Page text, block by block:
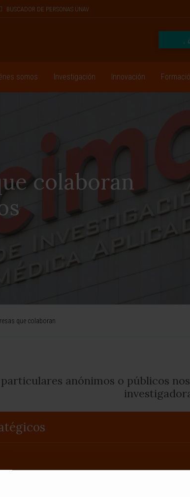
BUSCADOR DE PERSONAS UNAV
somos Investigación Innovación
colaboran
que colaboran
anónimos o públicos